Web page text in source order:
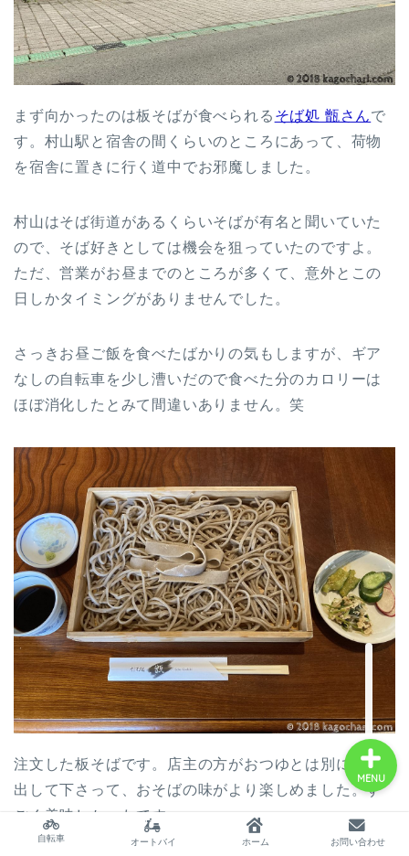
まず向かったのは板そばが食べられる そば処 甑さんで
す。村山駅と宿舎の間くらいのところにあって、荷物
を宿舎に置きに行く道中でお邪魔しました。
村山はそば街道があるくらいそばが有名と聞いていた
ので、そば好きとしては機会を狙っていたのですよ。
ただ、営業がお昼までのところが多くて、意外とこの
日しかタイミングがありませんでした。
さっきお昼ご飯を食べたばかりの気もしますが、ギア
なしの自転車を少し漕いだので食べた分のカロリーは
ほぼ消化したとみて間違いありません。笑
注文した板そばです。店主の方がおつゆとは別に塩も
出して下さって、おそばの味がより楽しめました。す
ごく美味しかったです。
自転車 オートバイ ホーム お問い合わせ
MENU
サイトマップ
プロフィール
twitter
北海道自転車の旅～海岸
線一周3000km物語～